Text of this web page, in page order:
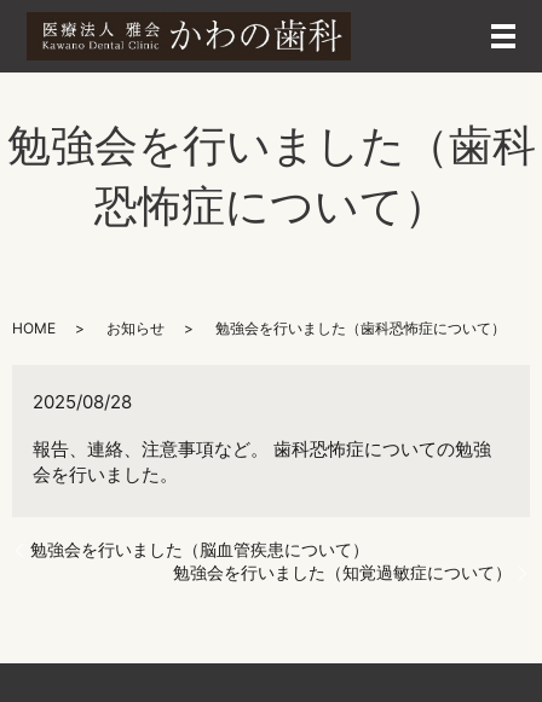
メ
勉強会を行いました（歯科
恐怖症について）
HOME お知らせ 勉強会を行いました（歯科恐怖症について）
2025/08/28
報告、連絡、注意事項など。 歯科恐怖症についての勉強
会を行いました。
勉強会を行いました（脳血管疾患について）
勉強会を行いました（知覚過敏症について）